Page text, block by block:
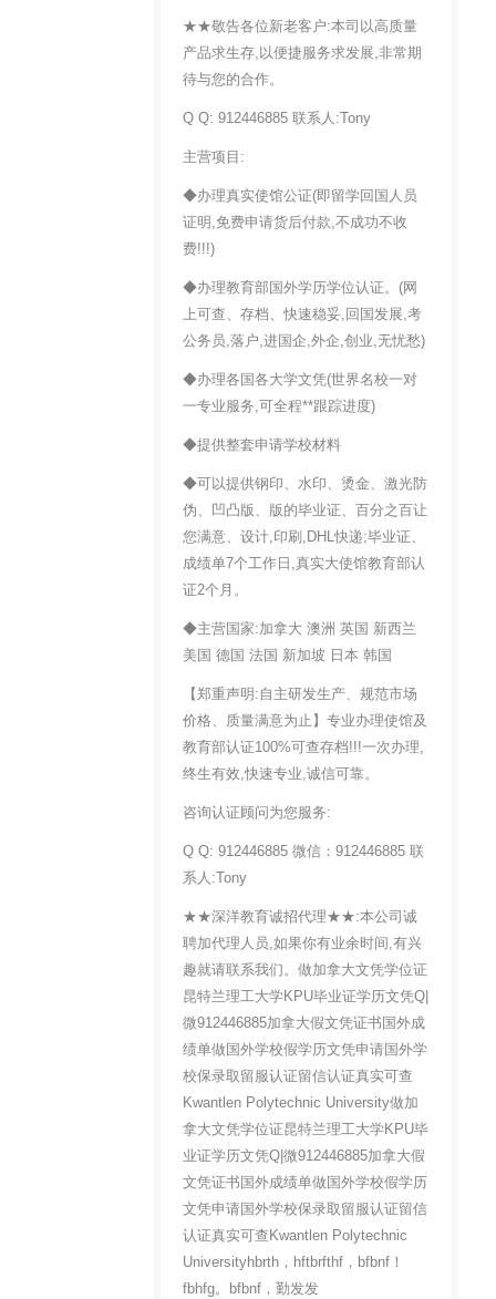
★★敬告各位新老客户:本司以高质量
产品求生存,以便捷服务求发展,非常期
待与您的合作。
Q Q: 912446885 联系人:Tony
主营项目:
◆办理真实使馆公证(即留学回国人员
证明,免费申请货后付款,不成功不收
费!!!)
◆办理教育部国外学历学位认证。(网
上可查、存档、快速稳妥,回国发展,考
公务员,落户,进国企,外企,创业,无忧愁)
◆办理各国各大学文凭(世界名校一对
一专业服务,可全程**跟踪进度)
◆提供整套申请学校材料
◆可以提供钢印、水印、烫金、激光防
伪、凹凸版、版的毕业证、百分之百让
您满意、设计,印刷,DHL快递;毕业证、
成绩单7个工作日,真实大使馆教育部认
证2个月。
◆主营国家:加拿大 澳洲 英国 新西兰
美国 德国 法国 新加坡 日本 韩国
【郑重声明:自主研发生产、规范市场
价格、质量满意为止】专业办理使馆及
教育部认证100%可查存档!!!一次办理,
终生有效,快速专业,诚信可靠。
咨询认证顾问为您服务:
Q Q: 912446885 微信：912446885 联
系人:Tony
★★深洋教育诚招代理★★:本公司诚
聘加代理人员,如果你有业余时间,有兴
趣就请联系我们。做加拿大文凭学位证
昆特兰理工大学KPU毕业证学历文凭Q|
微912446885加拿大假文凭证书国外成
绩单做国外学校假学历文凭申请国外学
校保录取留服认证留信认证真实可查
Kwantlen Polytechnic University做加
拿大文凭学位证昆特兰理工大学KPU毕
业证学历文凭Q|微912446885加拿大假
文凭证书国外成绩单做国外学校假学历
文凭申请国外学校保录取留服认证留信
认证真实可查Kwantlen Polytechnic
Universityhbrth，hftbrfthf，bfbnf！
fbhfg。bfbnf，勤发发